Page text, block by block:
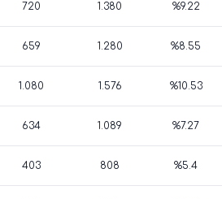
720 1.380 %9.22
659 1.280 %8.55
1.080 1.576 %10.53
634 1.089 %7.27
403 808 %5.4